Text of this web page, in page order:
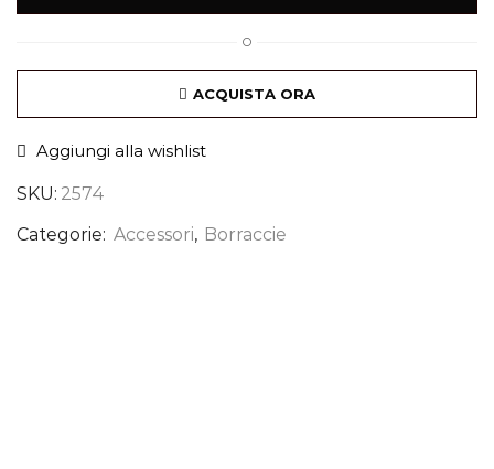
O
ACQUISTA ORA
Aggiungi alla wishlist
SKU: 2574
Categorie: Accessori, Borraccie